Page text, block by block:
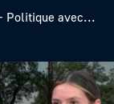
Politique avec...